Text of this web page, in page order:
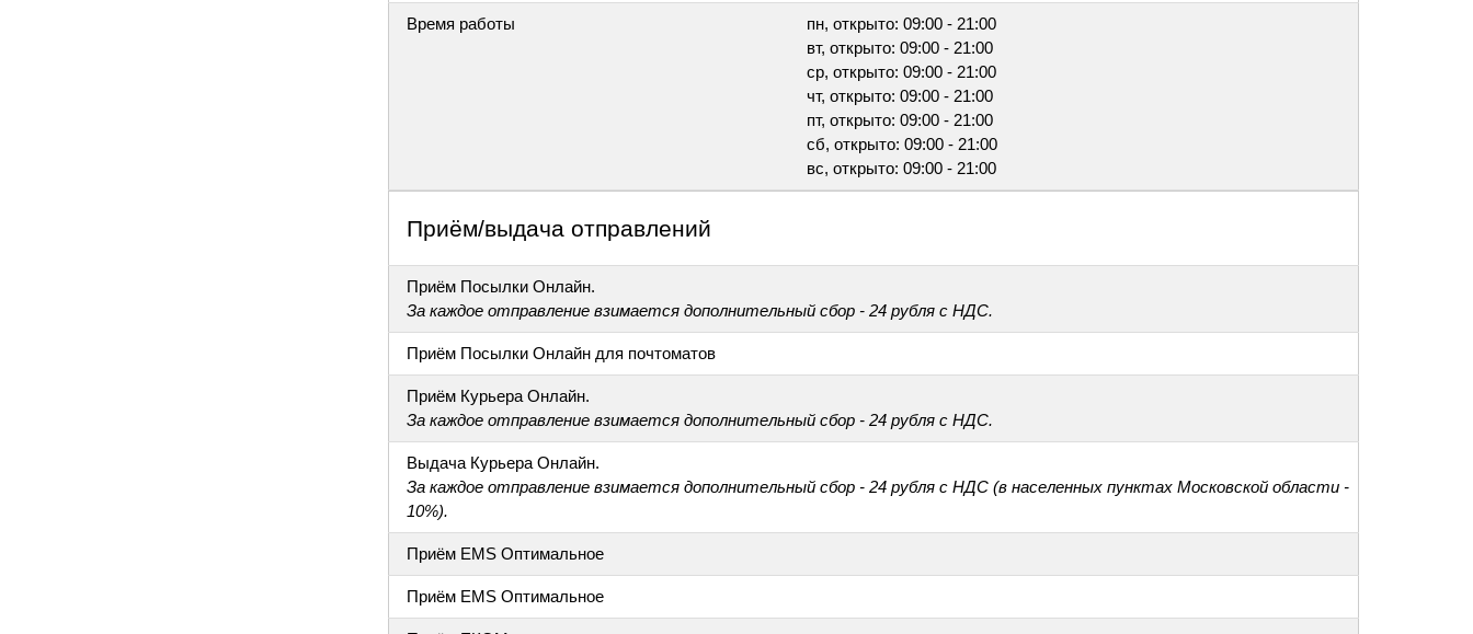
Время работы
пн, открыто: 09:00 - 21:00
вт, открыто: 09:00 - 21:00
ср, открыто: 09:00 - 21:00
чт, открыто: 09:00 - 21:00
пт, открыто: 09:00 - 21:00
сб, открыто: 09:00 - 21:00
вс, открыто: 09:00 - 21:00
Приём/выдача отправлений
Приём Посылки Онлайн.
За каждое отправление взимается дополнительный сбор - 24 рубля с НДС.
Приём Посылки Онлайн для почтоматов
Приём Курьера Онлайн.
За каждое отправление взимается дополнительный сбор - 24 рубля с НДС.
Выдача Курьера Онлайн.
За каждое отправление взимается дополнительный сбор - 24 рубля с НДС (в населенных пунктах Московской области -
10%).
Приём EMS Оптимальное
Приём EMS Оптимальное